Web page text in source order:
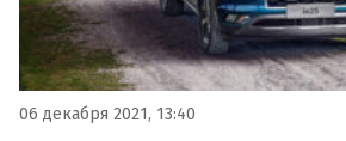
06 декабря 2021, 13:40